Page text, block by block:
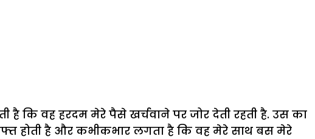
वह हरदम मेरे पैसे खर्चवाने पर जोर देती रहती है. उस का
होती है और कभीकभार लगता है कि वह मेरे साथ बस मेरे